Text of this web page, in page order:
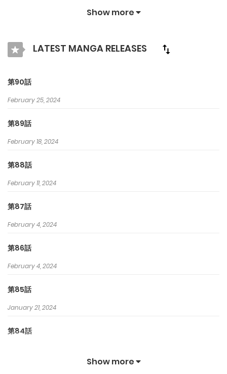
はあなたを楽しませ続けるためにオリジナル作品とIPを紹介しま
Show more
LATEST MANGA RELEASES
第90話
February 25, 2024
第89話
February 18, 2024
第88話
February 11, 2024
第87話
February 4, 2024
第86話
February 4, 2024
第85話
January 21, 2024
第84話
Show more